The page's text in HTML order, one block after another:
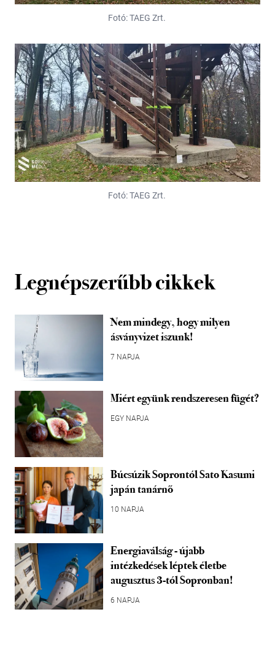
Fotó: TAEG Zrt.
Fotó: TAEG Zrt.
Legnépszerűbb cikkek
Nem mindegy, hogy milyen
ásványvizet iszunk!
7 NAPJA
Miért együnk rendszeresen fügét?
EGY NAPJA
Búcsúzik Soprontól Sato Kasumi
japán tanárnő
10 NAPJA
Energiaválság - újabb
intézkedések léptek életbe
augusztus 3-tól Sopronban!
6 NAPJA